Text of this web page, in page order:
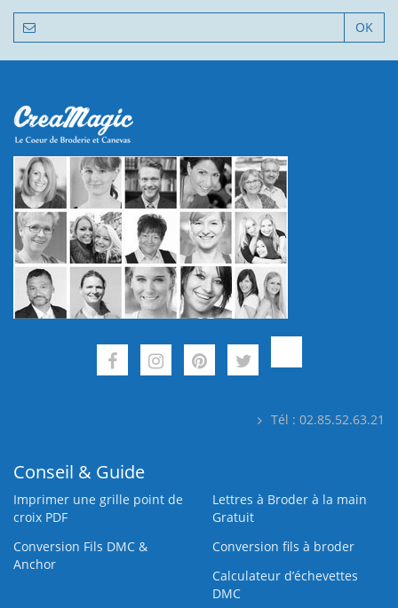
OK
Tél : 02.85.52.63.21
Conseil & Guide
Imprimer une grille point de
croix PDF
Lettres à Broder à la main
Gratuit
Conversion Fils DMC &
Anchor
Conversion fils à broder
Calculateur d’échevettes
DMC